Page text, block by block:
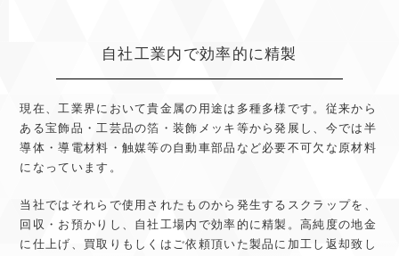
自社工業内で効率的に精製
現在、工業界において貴金属の用途は多種多様です。従来から
ある宝飾品・工芸品の箔・装飾メッキ等から発展し、今では半
導体・導電材料・触媒等の自動車部品など必要不可欠な原材料
になっています。
当社ではそれらで使用されたものから発生するスクラップを、
回収・お預かりし、自社工場内で効率的に精製。高純度の地金
に仕上げ、買取りもしくはご依頼頂いた製品に加工し返却致し